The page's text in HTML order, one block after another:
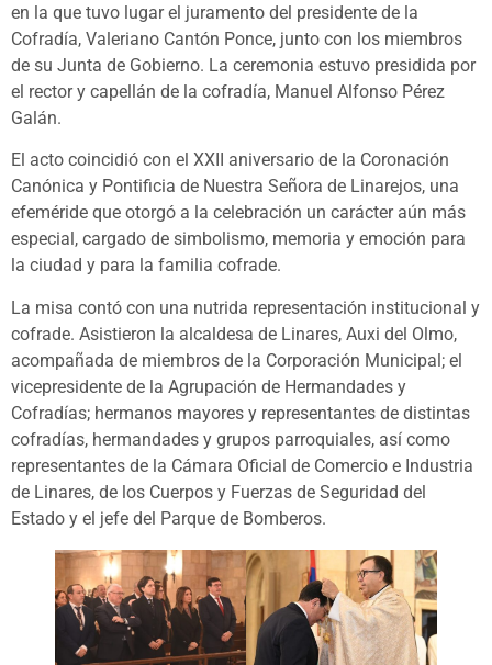
en la que tuvo lugar el juramento del presidente de la
Cofradía, Valeriano Cantón Ponce, junto con los miembros
de su Junta de Gobierno. La ceremonia estuvo presidida por
el rector y capellán de la cofradía, Manuel Alfonso Pérez
Galán.
El acto coincidió con el XXII aniversario de la Coronación
Canónica y Pontificia de Nuestra Señora de Linarejos, una
efeméride que otorgó a la celebración un carácter aún más
especial, cargado de simbolismo, memoria y emoción para
la ciudad y para la familia cofrade.
La misa contó con una nutrida representación institucional y
cofrade. Asistieron la alcaldesa de Linares, Auxi del Olmo,
acompañada de miembros de la Corporación Municipal; el
vicepresidente de la Agrupación de Hermandades y
Cofradías; hermanos mayores y representantes de distintas
cofradías, hermandades y grupos parroquiales, así como
representantes de la Cámara Oficial de Comercio e Industria
de Linares, de los Cuerpos y Fuerzas de Seguridad del
Estado y el jefe del Parque de Bomberos.